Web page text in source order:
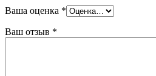
Ваша оценка *
Ваш отзыв *